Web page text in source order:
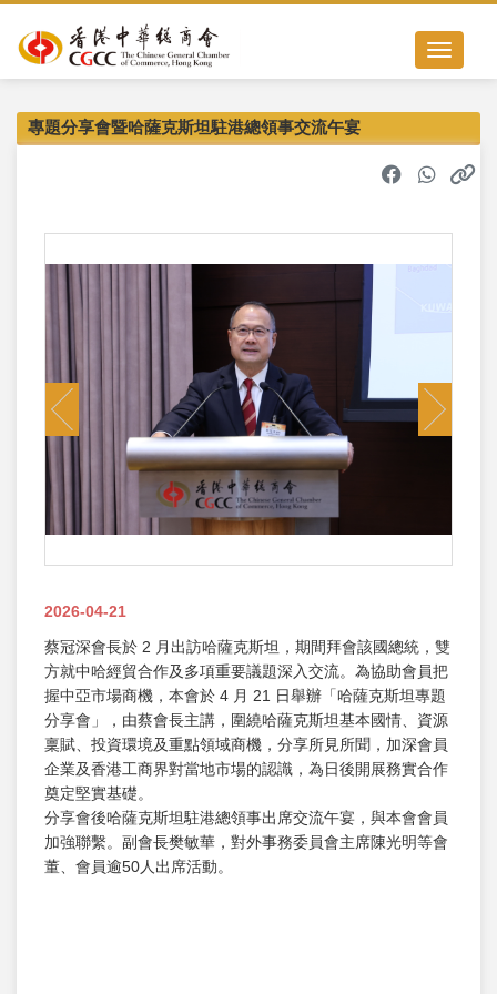
Toggle
專題分享會暨哈薩克斯坦駐港總領事交流午宴
Previous Next
2026-04-21
蔡冠深會長於 2 月出訪哈薩克斯坦，期間拜會該國總統，雙
方就中哈經貿合作及多項重要議題深入交流。為協助會員把
握中亞市場商機，本會於 4 月 21 日舉辦「哈薩克斯坦專題
分享會」，由蔡會長主講，圍繞哈薩克斯坦基本國情、資源
稟賦、投資環境及重點領域商機，分享所見所聞，加深會員
企業及香港工商界對當地市場的認識，為日後開展務實合作
奠定堅實基礎。
分享會後哈薩克斯坦駐港總領事出席交流午宴，與本會會員
加強聯繫。副會長樊敏華，對外事務委員會主席陳光明等會
董、會員逾50人出席活動。